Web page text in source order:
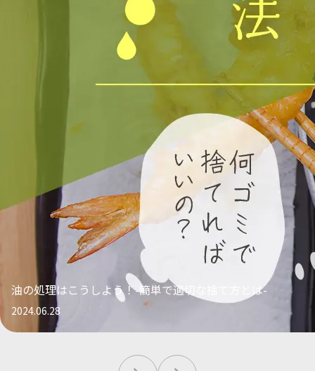
油の処理はこうしよう！-簡単で適切な捨て方とは-
2024.06.28